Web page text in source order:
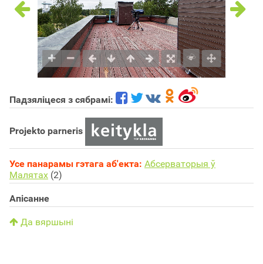
Падзяліцеся з сябрамі:
Projekto parneris
Усе панарамы гэтага аб'екта: Aбсерваторыя ў
Малятах (2)
Апісанне
Да вяршыні